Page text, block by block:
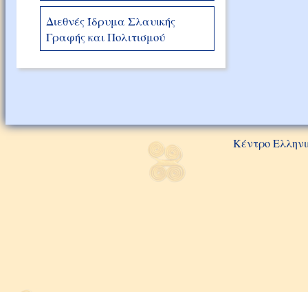
Διεθνές Ίδρυμα Σλαυικής
Γραφής και Πολιτισμού
Κέντρο